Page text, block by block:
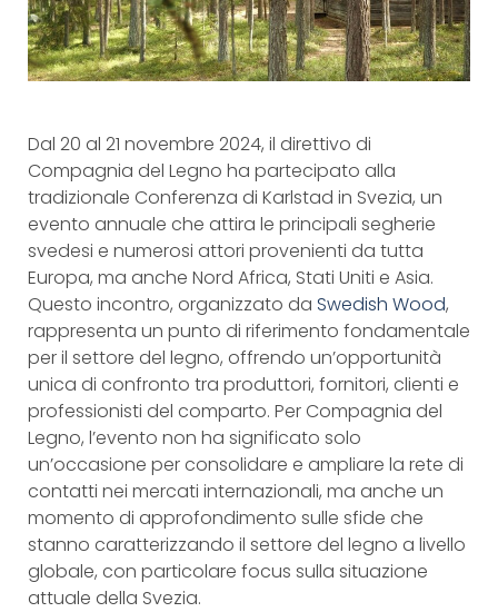
Dal 20 al 21 novembre 2024, il direttivo di
Compagnia del Legno ha partecipato alla
tradizionale Conferenza di Karlstad in Svezia, un
evento annuale che attira le principali segherie
svedesi e numerosi attori provenienti da tutta
Europa, ma anche Nord Africa, Stati Uniti e Asia.
Questo incontro, organizzato da Swedish Wood,
rappresenta un punto di riferimento fondamentale
per il settore del legno, offrendo un’opportunità
unica di confronto tra produttori, fornitori, clienti e
professionisti del comparto. Per Compagnia del
Legno, l’evento non ha significato solo
un’occasione per consolidare e ampliare la rete di
contatti nei mercati internazionali, ma anche un
momento di approfondimento sulle sfide che
stanno caratterizzando il settore del legno a livello
globale, con particolare focus sulla situazione
attuale della Svezia.